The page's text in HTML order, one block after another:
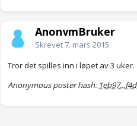
AnonymBruker
Skrevet7. mars 2015
Tror det spilles inn i løpet av 3 uker.
Anonymous poster hash: 1eb97...f4d